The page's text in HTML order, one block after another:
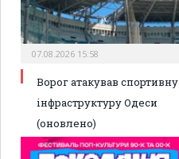
07.08.2026 15:58
Ворог атакував спортивну
інфраструктуру Одеси
(оновлено)